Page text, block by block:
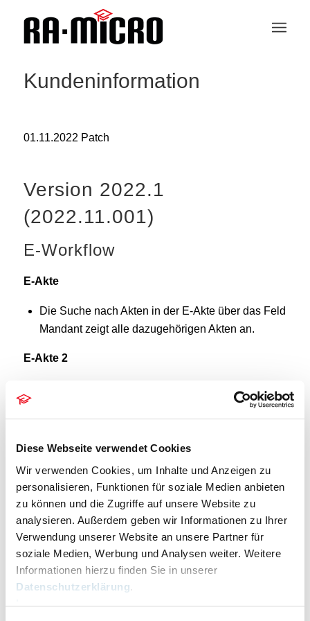
Diese Webseite verwendet Cookies
Wir verwenden Cookies, um Inhalte und Anzeigen zu
personalisieren, Funktionen für soziale Medien anbieten
zu können und die Zugriffe auf unsere Website zu
analysieren. Außerdem geben wir Informationen zu Ihrer
Verwendung unserer Website an unsere Partner für
soziale Medien, Werbung und Analysen weiter. Weitere
Informationen hierzu finden Sie in unserer
Datenschutzerklärung.
Impressum
Kundeninformation
01.11.2022 Patch
Version 2022.1
(2022.11.001)
E-Workflow
E-Akte
Die Suche nach Akten in der E-Akte über das Feld
Mandant zeigt alle dazugehörigen Akten an.
E-Akte 2
Dokumente nicht korrekt geladen, sodass weder
war. Dies wurde behoben.
Fibu
Aktenkonto I
Die Umrechnung der DM Beträge bei Eingabe im
Forderungskonto erfolgt mit dem korrekten
Umrechnungskurs im Aktenkonto.
DM-Beträge
(Auslagen/Gebühren/Fremdgeld/Vorschuss)